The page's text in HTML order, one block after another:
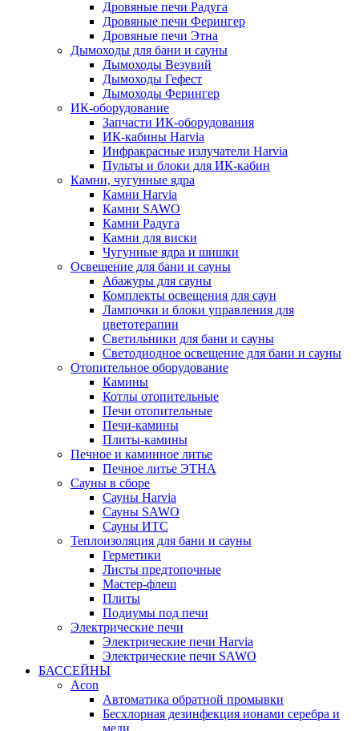
Дровяные печи Радуга
Дровяные печи Ферингер
Дровяные печи Этна
Дымоходы для бани и сауны
Дымоходы Везувий
Дымоходы Гефест
Дымоходы Ферингер
ИК-оборудование
Запчасти ИК-оборудования
ИК-кабины Harvia
Инфракрасные излучатели Harvia
Пульты и блоки для ИК-кабин
Камни, чугунные ядра
Камни Harvia
Камни SAWO
Камни Радуга
Камни для виски
Чугунные ядра и шишки
Освещение для бани и сауны
Абажуры для сауны
Комплекты освещения для саун
Лампочки и блоки управления для
цветотерапии
Светильники для бани и сауны
Светодиодное освещение для бани и сауны
Отопительное оборудование
Камины
Котлы отопительные
Печи отопительные
Печи-камины
Плиты-камины
Печное и каминное литье
Печное литье ЭТНА
Сауны в сборе
Cауны Harvia
Сауны SAWO
Сауны ИТС
Теплоизоляция для бани и сауны
Герметики
Листы предтопочные
Мастер-флеш
Плиты
Подиумы под печи
Электрические печи
Электрические печи Harvia
Электрические печи SAWO
БАССЕЙНЫ
Acon
Автоматика обратной промывки
Беcхлорная дезинфекция ионами серебра и
меди